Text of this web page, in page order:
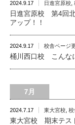
2024.9.17 日進宮原校
日進宮原校 第4回
アップ！！
2024.9.17 校舎ページ
桶川西口校 こんな
7月
2024.7.17 東大宮校 校
東大宮校 期末テス